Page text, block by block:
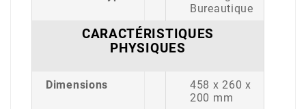
Bureautique
CARACTÉRISTIQUES
PHYSIQUES
Dimensions
458 x 260 x
200 mm